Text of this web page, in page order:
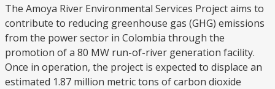
The Amoya River Environmental Services Project aims to
contribute to reducing greenhouse gas (GHG) emissions
from the power sector in Colombia through the
promotion of a 80 MW run-of-river generation facility.
Once in operation, the project is expected to displace an
estimated 1.87 million metric tons of carbon dioxide